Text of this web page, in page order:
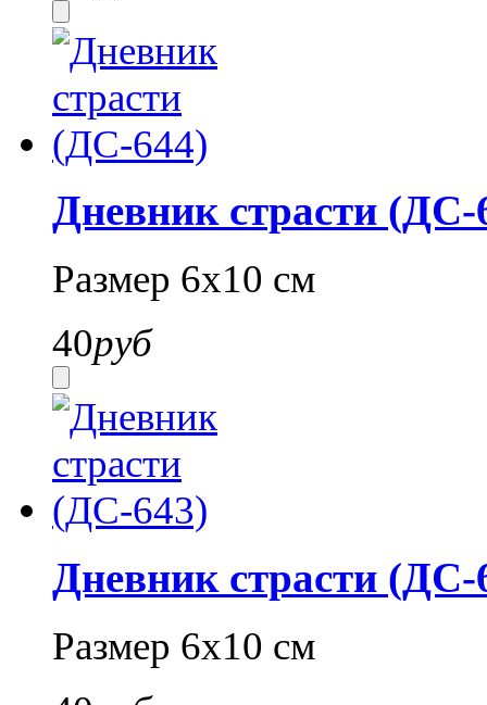
Дневник страсти (ДС-
Размер 6х10 см
40руб
Дневник страсти (ДС-
Размер 6х10 см